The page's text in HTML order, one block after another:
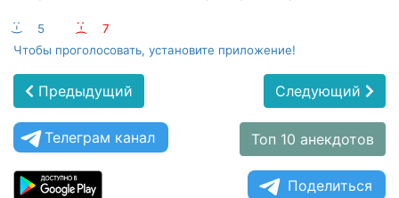
:-) 5 :-(
7
Чтобы проголосовать, установите приложение!
Предыдущий Следующий
Телеграм канал Топ 10 анекдотов
Поделиться